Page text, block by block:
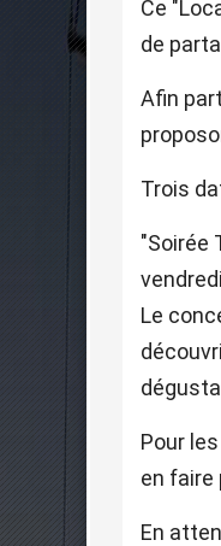
Ce
de
Afin
Trois
"Soirée
Le
Pour
en faire
En